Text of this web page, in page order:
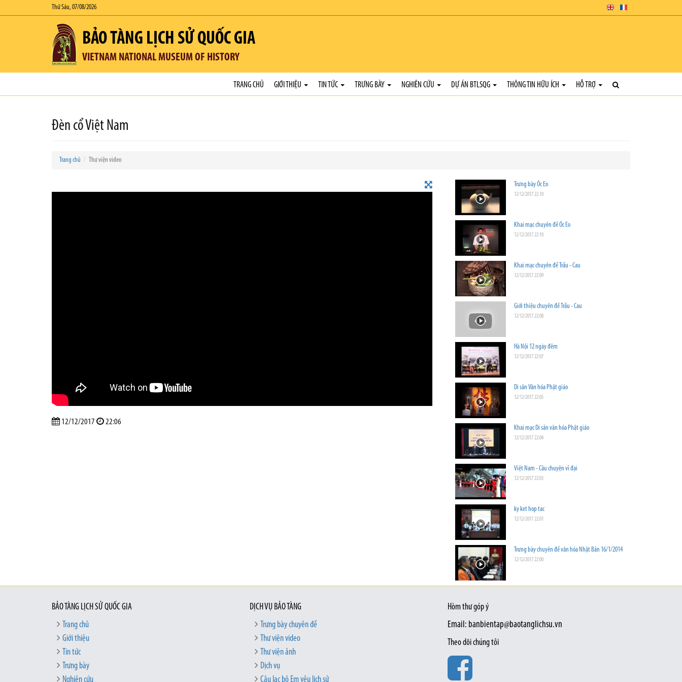
Thứ Sáu, 07/08/2026
BẢO TÀNG LỊCH SỬ QUỐC GIA
VIETNAM NATIONAL MUSEUM OF HISTORY
TRANG CHỦ GIỚI THIỆU TIN TỨC TRƯNG BÀY NGHIÊN CỨU DỰ ÁN BTLSQG THÔNG TIN HỮU ÍCH HỖ TRỢ
Đèn cổ Việt Nam
Trang chủ Thư viện video
12/12/2017 22:06
Trưng bày Óc Eo
12/12/2017 22:10
Khai mạc chuyên đề Óc Eo
12/12/2017 22:10
Khai mạc chuyên đề Trầu - Cau
12/12/2017 22:09
Giới thiệu chuyên đề Trầu - Cau
12/12/2017 22:08
Hà Nội 12 ngày đêm
12/12/2017 22:07
Di sản Văn hóa Phật giáo
12/12/2017 22:05
Khai mạc Di sản văn hóa Phật giáo
12/12/2017 22:04
Việt Nam - Câu chuyện vĩ đại
12/12/2017 22:03
ky ket hop tac
12/12/2017 22:01
Trưng bày chuyên đề văn hóa Nhật Bản 16/1/2014
12/12/2017 22:00
BẢO TÀNG LỊCH SỬ QUỐC GIA
Trang chủ
Giới thiệu
Tin tức
Trưng bày
Nghiên cứu
DỊCH VỤ BẢO TÀNG
Trưng bày chuyên đề
Thư viện video
Thư viện ảnh
Dịch vụ
Câu lạc bộ Em yêu lịch sử
Hòm thư góp ý
Email: banbientap@baotanglichsu.vn
Theo dõi chúng tôi